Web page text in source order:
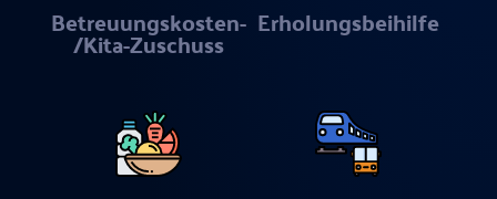
Betreuungskosten-
/Kita-Zuschuss
Erholungsbeihilfe